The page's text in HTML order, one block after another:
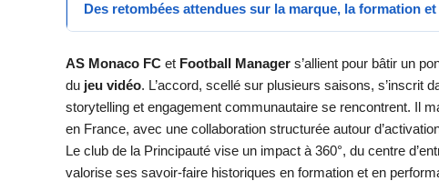
Des retombées attendues sur la marque, la formation
AS Monaco FC et Football Manager s’allient pour bâtir un
du jeu vidéo. L’accord, scellé sur plusieurs saisons, s’inscrit
storytelling et engagement communautaire se rencontrent. Il
en France, avec une collaboration structurée autour
Le club de la Principauté vise un impact à 360°, du centre
valorise ses savoir-faire historiques en formation et en